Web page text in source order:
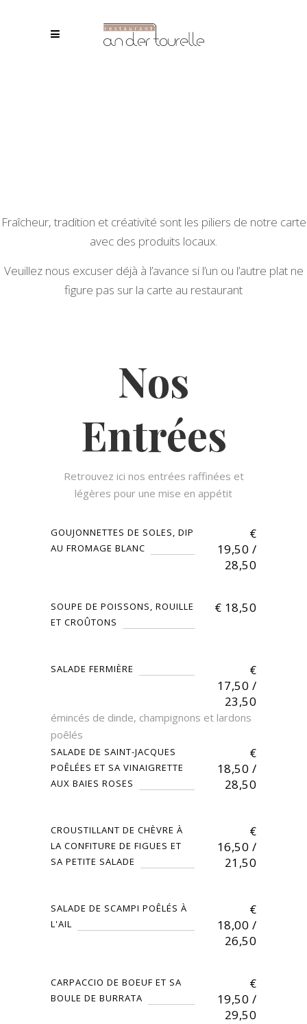
Fraîcheur, tradition et créativité sont les piliers de notre carte
avec des produits locaux.
Veuillez nous excuser déjà à l’avance si l’un ou l’autre plat ne
figure pas sur la carte au restaurant
Nos
Entrées
Retrouvez ici nos entrées raffinées et
légères pour une mise en appétit
GOUJONNETTES DE SOLES, DIP
AU FROMAGE BLANC
€
19,50 /
28,50
SOUPE DE POISSONS, ROUILLE
ET CROÛTONS
€ 18,50
SALADE FERMIÈRE
€
17,50 /
23,50
émincés de dinde, champignons et lardons
poêlés
SALADE DE SAINT-JACQUES
POÊLÉES ET SA VINAIGRETTE
AUX BAIES ROSES
€
18,50 /
28,50
CROUSTILLANT DE CHÈVRE À
LA CONFITURE DE FIGUES ET
SA PETITE SALADE
€
16,50 /
21,50
SALADE DE SCAMPI POÊLÉS À
L'AIL
€
18,00 /
26,50
CARPACCIO DE BOEUF ET SA
BOULE DE BURRATA
€
19,50 /
29,50